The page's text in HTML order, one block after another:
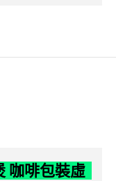
咖啡包裝虛